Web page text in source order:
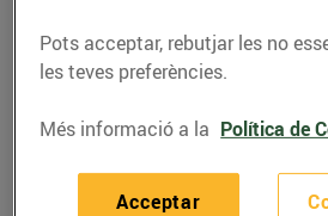
Tens convidats i no saps com
Avui et donem alguns
sorprendre’ls amb...
LLEGIR MÉS
Pots acceptar, rebutjar les no
les teves preferències.
Més informació a la Política de
Acceptar